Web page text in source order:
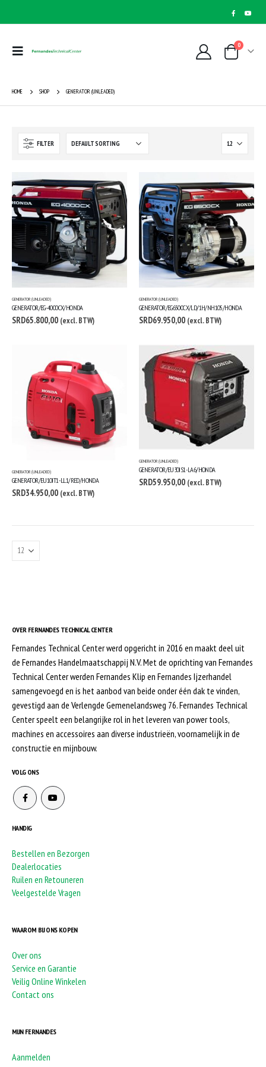
0
HOME SHOP GENERATOR (UNLEADED)
FILTER
GENERATOR (UNLEADED)
GENERATOR/EG-4000CX/HONDA
SRD65.800,00 (excl. BTW)
GENERATOR (UNLEADED)
GENERATOR/EG6500CX/LD/1H/NH105/HONDA
SRD69.950,00 (excl. BTW)
GENERATOR (UNLEADED)
GENERATOR/EU10IT1-LL1/RED/HONDA
SRD34.950,00 (excl. BTW)
GENERATOR (UNLEADED)
GENERATOR/EU30IS1-LA6/HONDA
SRD59.950,00 (excl. BTW)
OVER FERNANDES TECHNICAL CENTER
Fernandes Technical Center werd opgericht in 2016 en maakt deel uit
de Fernandes Handelmaatschappij N.V. Met de oprichting van Fernandes
Technical Center werden Fernandes Klip en Fernandes Ijzerhandel
samengevoegd en is het aanbod van beide onder één dak te vinden,
gevestigd aan de Verlengde Gemenelandsweg 76. Fernandes Technical
Center speelt een belangrijke rol in het leveren van power tools,
machines en accessoires aan diverse industrieën, voornamelijk in de
constructie en mijnbouw.
VOLG ONS
HANDIG
Bestellen en Bezorgen
Dealerlocaties
Ruilen en Retouneren
Veelgestelde Vragen
WAAROM BIJ ONS KOPEN
Over ons
Service en Garantie
Veilig Online Winkelen
Contact ons
MIJN FERNANDES
Aanmelden